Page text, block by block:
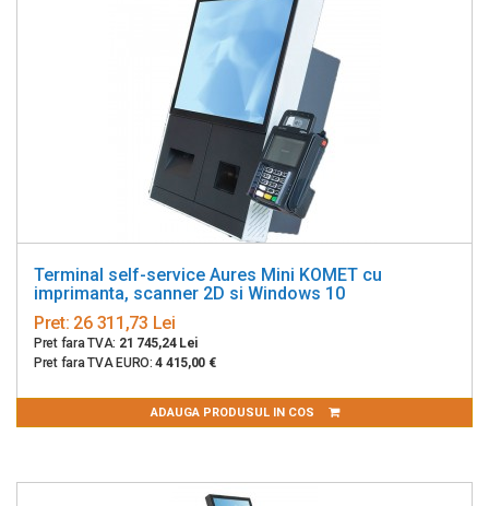
Terminal self-service Aures Mini KOMET cu
imprimanta, scanner 2D si Windows 10
Pret: 26 311,73 Lei
Pret fara TVA: 21 745,24 Lei
Pret fara TVA EURO:4 415,00 €
ADAUGA PRODUSUL IN COS